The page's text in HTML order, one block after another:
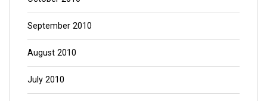
September 2010
August 2010
July 2010